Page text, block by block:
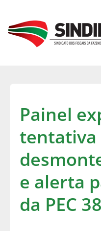
Painel
tentativa
e alerta
da PEC